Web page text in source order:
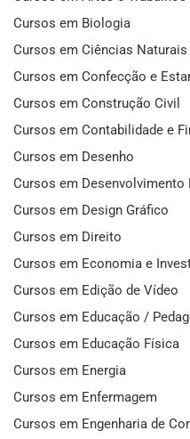
Cursos em Biologia
Cursos em Ciências
Cursos em Confecção e
Cursos em Construção Civil
Cursos em Contabilidade e
Cursos em Desenho
Cursos em Desenvolvimento
Cursos em Design Gráfico
Cursos em Direito
Cursos em Economia e
Cursos em Edição de Vídeo
Cursos em Educação /
Cursos em Educação Física
Cursos em Energia
Cursos em Enfermagem
Cursos em Engenharia de